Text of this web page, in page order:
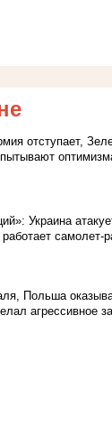
отступает,
Украина
самолет-
Польша
агрессивное